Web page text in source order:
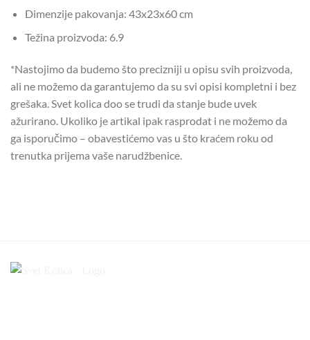
Dimenzije pakovanja: 43x23x60 cm
Težina proizvoda: 6.9
*Nastojimo da budemo što precizniji u opisu svih proizvoda,
ali ne možemo da garantujemo da su svi opisi kompletni i bez
grešaka. Svet kolica doo se trudi da stanje bude uvek
ažurirano. Ukoliko je artikal ipak rasprodat i ne možemo da
ga isporučimo – obavestićemo vas u što kraćem roku od
trenutka prijema vaše narudžbenice.